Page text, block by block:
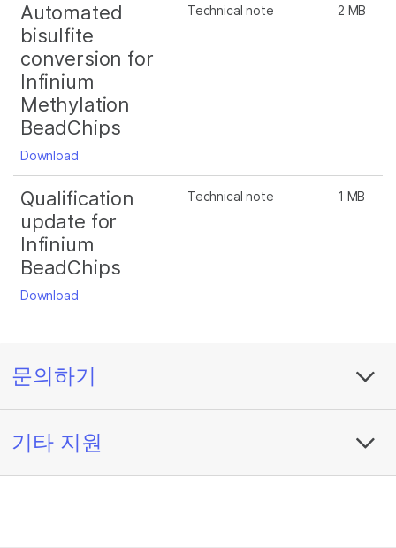
Automated
bisulfite
conversion for
Infinium
Methylation
BeadChips
Download
Technical note 2 MB
Qualification
update for
Infinium
BeadChips
Download
Technical note 1 MB
문의하기
기타 지원